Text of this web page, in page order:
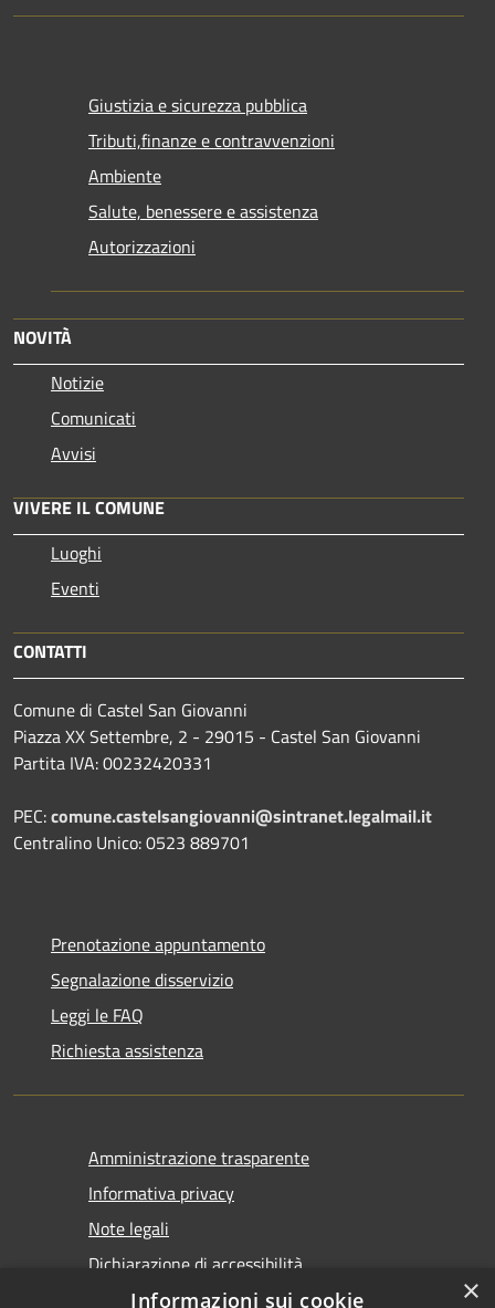
Giustizia e sicurezza pubblica
Tributi,finanze e contravvenzioni
Ambiente
Salute, benessere e assistenza
Autorizzazioni
NOVITÀ
Notizie
Comunicati
Avvisi
VIVERE IL COMUNE
Luoghi
Eventi
CONTATTI
Comune di Castel San Giovanni
Piazza XX Settembre, 2 - 29015 - Castel San Giovanni
Partita IVA: 00232420331
PEC:comune.castelsangiovanni@sintranet.legalmail.it
Centralino Unico: 0523 889701
Prenotazione appuntamento
Segnalazione disservizio
Leggi le FAQ
Richiesta assistenza
Amministrazione trasparente
Informativa privacy
Note legali
Dichiarazione di accessibilità
×
Informazioni sui cookie